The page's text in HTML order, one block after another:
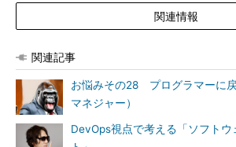
関連情報
関連記事
お悩みその28 プログラマーに
マネジャー）
DevOps視点で考える「ソフトウ